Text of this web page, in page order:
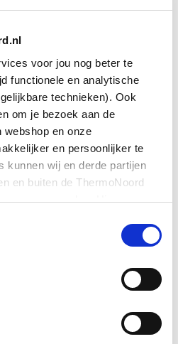
voor jou nog beter te
functionele en analytische
technieken). Ook
om je bezoek aan de
webshop en onze
en persoonlijker te
kunnen wij en derde partijen
en buiten de ThermoNoord
en verzamelen. Hiermee
aan. We slaan je
Ja
Nee
865
2000
meer
postscript
postscript,41 KB